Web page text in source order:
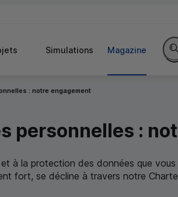
Simulations Magazine
: notre engagement
personnelles :
à la protection des données que
fort, se décline à travers notre